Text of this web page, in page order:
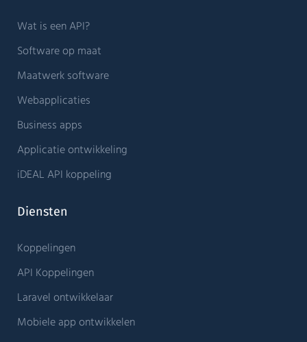
Wat is een API?
Software op maat
Maatwerk software
Webapplicaties
Business apps
Applicatie ontwikkeling
iDEAL API koppeling
Diensten
Koppelingen
API Koppelingen
Laravel ontwikkelaar
Mobiele app ontwikkelen